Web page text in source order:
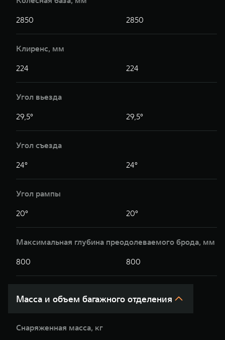
2850 2850
Клиренс, мм
224 224
Угол вьезда
29,5° 29,5°
Угол съезда
24° 24°
Угол рампы
20° 20°
Максимальная глубина преодолеваемого брода, мм
800 800
Масса и объем багажного отделения
Снаряженная масса, кг